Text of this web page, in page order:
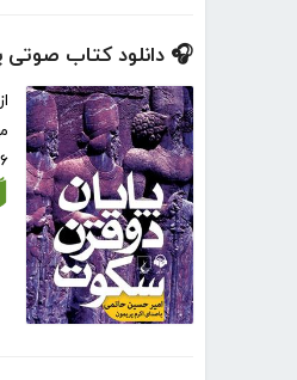
🎧 دانلود کتاب
۶ ساعت و ۲ دقیقه